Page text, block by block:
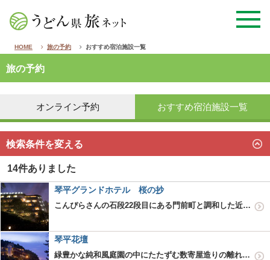
HOME 旅の予約 おすすめ宿泊施設一覧
旅の予約
オンライン予約 おすすめ宿泊施設一覧
検索条件を変える
14件ありました
琴平グランドホテル 桜の抄
こんぴらさんの石段22段目にある門前町と調和した近代的な和風旅館。
琴平花壇
緑豊かな純和風庭園の中にたたずむ数寄屋造りの離れと、近代建築とが調和した伝統の薫る日本の宿。